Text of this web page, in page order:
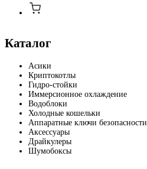
Каталог
Асики
Криптокотлы
Гидро-стойки
Иммерсионное охлаждение
Водоблоки
Холодные кошельки
Аппаратные ключи безопасности
Аксессуары
Драйкулеры
Шумобоксы